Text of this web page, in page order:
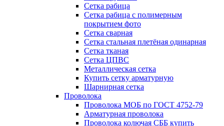
Сетка рабица
Сетка рабица с полимерным
покрытием фото
Сетка сварная
Сетка стальная плетёная одинарная
Сетка тканая
Сетка ЦПВС
Металлическая сетка
Купить сетку арматурную
Шарнирная сетка
Проволока
Проволока МОБ по ГОСТ 4752-79
Арматурная проволока
Проволока колючая СББ купить